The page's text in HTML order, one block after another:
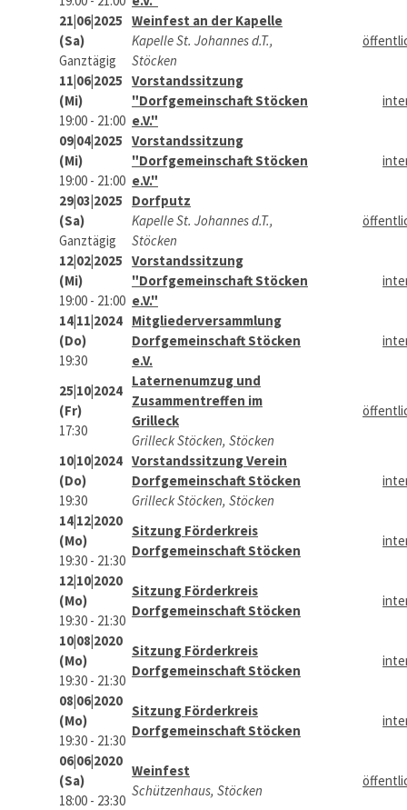
21|06|2025
(Sa)
Ganztägig
Weinfest an der Kapelle
Kapelle St. Johannes d.T.,
Stöcken
11|06|2025
(Mi)
19:00 - 21:00
Vorstandssitzung
"Dorfgemeinschaft Stöcken
e.V."
09|04|2025
(Mi)
19:00 - 21:00
Vorstandssitzung
"Dorfgemeinschaft Stöcken
e.V."
29|03|2025
(Sa)
Ganztägig
Dorfputz
Kapelle St. Johannes d.T.,
Stöcken
12|02|2025
(Mi)
19:00 - 21:00
Vorstandssitzung
"Dorfgemeinschaft Stöcken
e.V."
14|11|2024
(Do)
19:30
Mitgliederversammlung
Dorfgemeinschaft Stöcken
e.V.
25|10|2024
(Fr)
17:30
Laternenumzug und
Zusammentreffen im
Grilleck
Grilleck Stöcken, Stöcken
10|10|2024
(Do)
19:30
Vorstandssitzung Verein
Dorfgemeinschaft Stöcken
Grilleck Stöcken, Stöcken
14|12|2020
(Mo)
19:30 - 21:30
Sitzung Förderkreis
Dorfgemeinschaft Stöcken
12|10|2020
(Mo)
19:30 - 21:30
Sitzung Förderkreis
Dorfgemeinschaft Stöcken
10|08|2020
(Mo)
19:30 - 21:30
Sitzung Förderkreis
Dorfgemeinschaft Stöcken
08|06|2020
(Mo)
19:30 - 21:30
Sitzung Förderkreis
Dorfgemeinschaft Stöcken
06|06|2020
(Sa)
18:00 - 23:30
Weinfest
Schützenhaus, Stöcken